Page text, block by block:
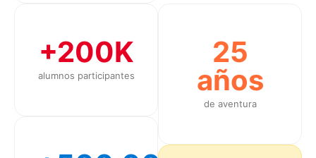
+200K
alumnos participantes
25
años
de aventura